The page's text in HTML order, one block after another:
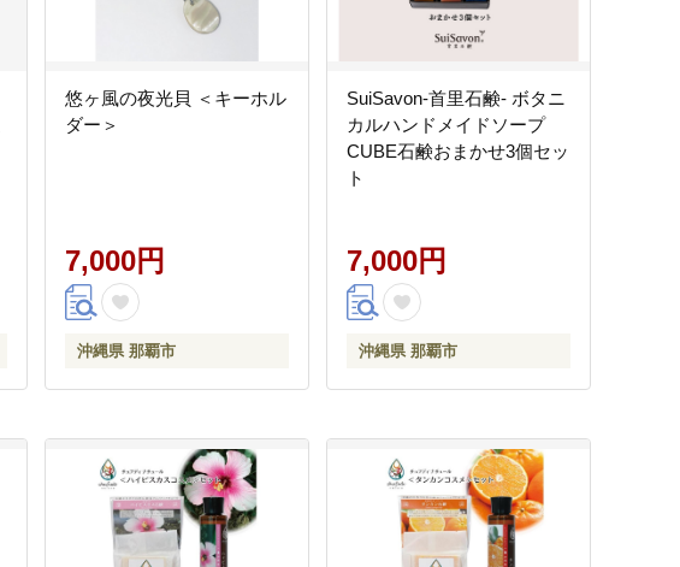
悠ヶ風の夜光貝 ＜キーホル
ダー＞
7,000円
沖縄県 那覇市
SuiSavon-首里石鹸- ボタニ
カルハンドメイドソープ
CUBE石鹸おまかせ3個セッ
ト
7,000円
沖縄県 那覇市